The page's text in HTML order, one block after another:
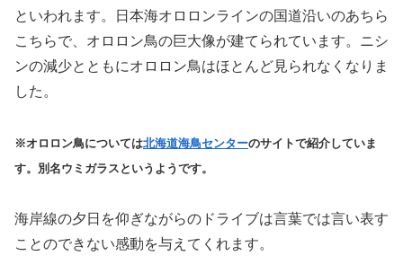
といわれます。日本海オロロンラインの国道沿いのあちら
こちらで、オロロン鳥の巨大像が建てられています。ニシ
ンの減少とともにオロロン鳥はほとんど見られなくなりま
した。
※オロロン鳥については北海道海鳥センターのサイトで紹介していま
す。別名ウミガラスというようです。
海岸線の夕日を仰ぎながらのドライブは言葉では言い表す
ことのできない感動を与えてくれます。